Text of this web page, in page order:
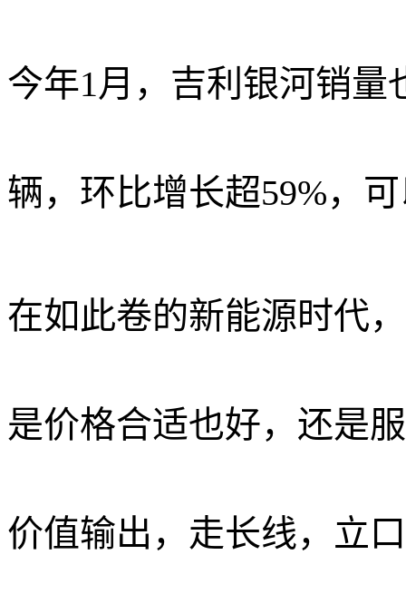
今年1月，吉利银河销量
辆，环比增长超59%，
在如此卷的新能源时代
是价格合适也好，还是
价值输出，走长线，立